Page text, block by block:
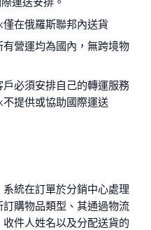
在俄羅斯聯邦內送貨
營運均為國內，無跨境物
必須安排自己的轉運服務
提供或協助國際運送
統在訂單於分銷中心處理
購物品類型、其通過物流
件人姓名以及分配送貨的